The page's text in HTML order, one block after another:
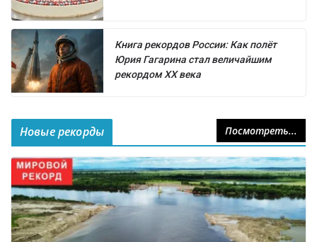
Книга рекордов России: Как полёт
Юрия Гагарина стал величайшим
рекордом XX века
Новые рекорды Посмотреть...